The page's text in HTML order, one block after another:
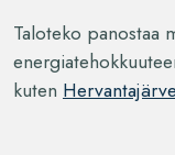
Taloteko panostaa
kuten